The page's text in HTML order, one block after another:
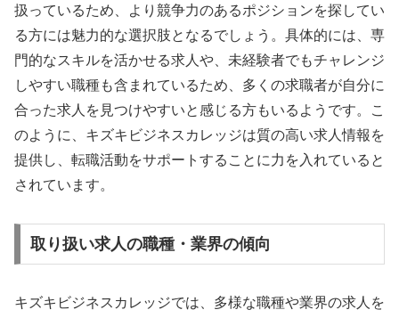
扱っているため、より競争力のあるポジションを探してい
る方には魅力的な選択肢となるでしょう。具体的には、専
門的なスキルを活かせる求人や、未経験者でもチャレンジ
しやすい職種も含まれているため、多くの求職者が自分に
合った求人を見つけやすいと感じる方もいるようです。こ
のように、キズキビジネスカレッジは質の高い求人情報を
提供し、転職活動をサポートすることに力を入れていると
されています。
取り扱い求人の職種・業界の傾向
キズキビジネスカレッジでは、多様な職種や業界の求人を